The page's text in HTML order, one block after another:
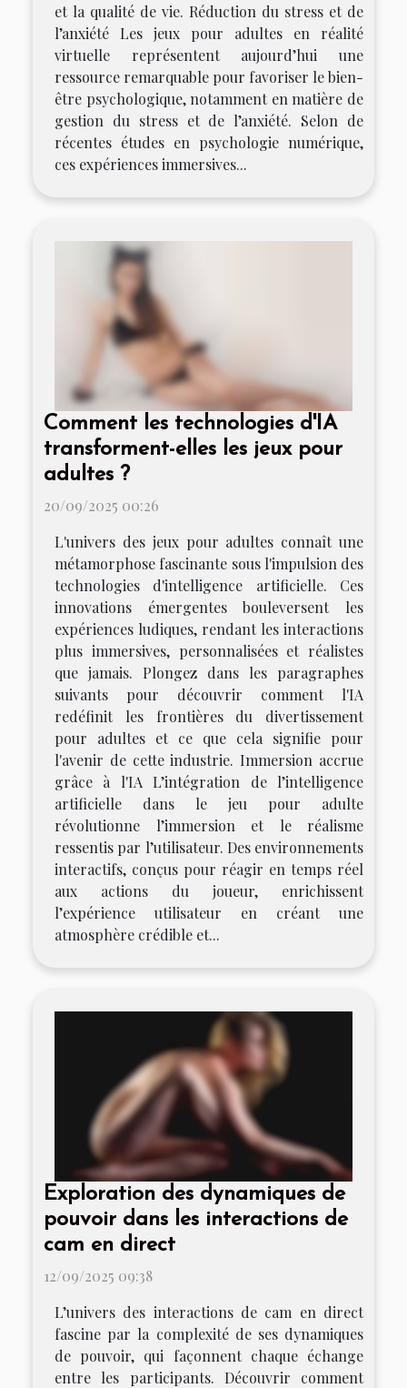
et la qualité de vie. Réduction du stress et de
l’anxiété Les jeux pour adultes en réalité
virtuelle représentent aujourd’hui une
ressource remarquable pour favoriser le bien-
être psychologique, notamment en matière de
gestion du stress et de l’anxiété. Selon de
récentes études en psychologie numérique,
ces expériences immersives...
Comment les technologies d'IA
transforment-elles les jeux pour
adultes ?
20/09/2025 00:26
L'univers des jeux pour adultes connaît une
métamorphose fascinante sous l'impulsion des
technologies d'intelligence artificielle. Ces
innovations émergentes bouleversent les
expériences ludiques, rendant les interactions
plus immersives, personnalisées et réalistes
que jamais. Plongez dans les paragraphes
suivants pour découvrir comment l'IA
redéfinit les frontières du divertissement
pour adultes et ce que cela signifie pour
l'avenir de cette industrie. Immersion accrue
grâce à l'IA L’intégration de l’intelligence
artificielle dans le jeu pour adulte
révolutionne l’immersion et le réalisme
ressentis par l’utilisateur. Des environnements
interactifs, conçus pour réagir en temps réel
aux actions du joueur, enrichissent
l’expérience utilisateur en créant une
atmosphère crédible et...
Exploration des dynamiques de
pouvoir dans les interactions de
cam en direct
12/09/2025 09:38
L’univers des interactions de cam en direct
fascine par la complexité de ses dynamiques
de pouvoir, qui façonnent chaque échange
entre les participants. Découvrir comment